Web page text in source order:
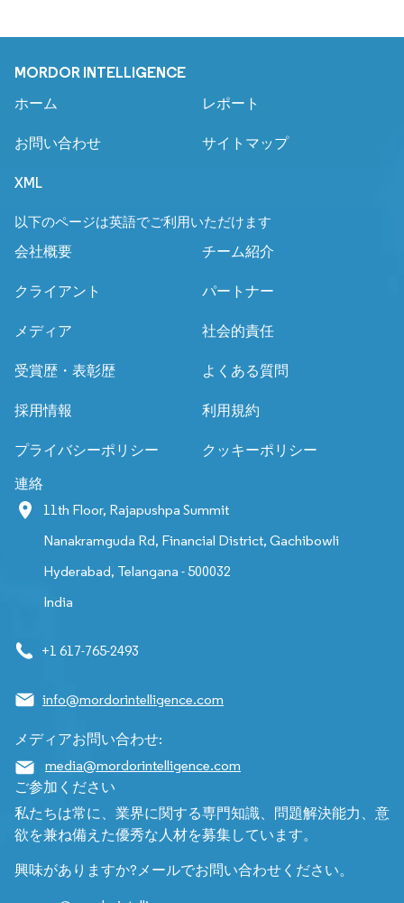
MORDOR INTELLIGENCE
ホーム レポート
お問い合わせ サイトマップ
XML
以下のページは英語でご利用いただけます
会社概要
チーム紹介
クライアント パートナー
メディア 社会的責任
受賞歴・表彰歴 よくある質問
採用情報 利用規約
プライバシーポリシー クッキーポリシー
連絡
11th Floor, Rajapushpa Summit
Nanakramguda Rd, Financial District, Gachibowli
Hyderabad, Telangana - 500032
India
+1 617-765-2493
info@mordorintelligence.com
メディアお問い合わせ:
media@mordorintelligence.com
ご参加ください
私たちは常に、業界に関する専門知識、問題解決能力、意
欲を兼ね備えた優秀な人材を募集しています。
興味がありますか?メールでお問い合わせください。